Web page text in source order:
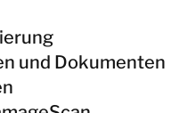
und Dokumenten